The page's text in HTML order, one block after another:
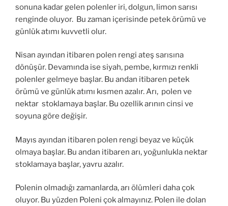
sonuna kadar gelen polenler iri, dolgun, limon sarısı
renginde oluyor. Bu zaman içerisinde petek örümü ve
günlük atımı kuvvetli olur.
Nisan ayından itibaren polen rengi ateş sarısına
dönüşür. Devamında ise siyah, pembe, kırmızı renkli
polenler gelmeye başlar. Bu andan itibaren petek
örümü ve günlük atımı kısmen azalır. Arı, polen ve
nektar stoklamaya başlar. Bu ozellik arının cinsi ve
soyuna göre değişir.
Mayıs ayından itibaren polen rengi beyaz ve küçük
olmaya başlar. Bu andan itibaren arı, yoğunlukla nektar
stoklamaya başlar, yavru azalır.
Polenin olmadığı zamanlarda, arı ölümleri daha çok
oluyor. Bu yüzden Poleni çok almayınız. Polen ile dolan